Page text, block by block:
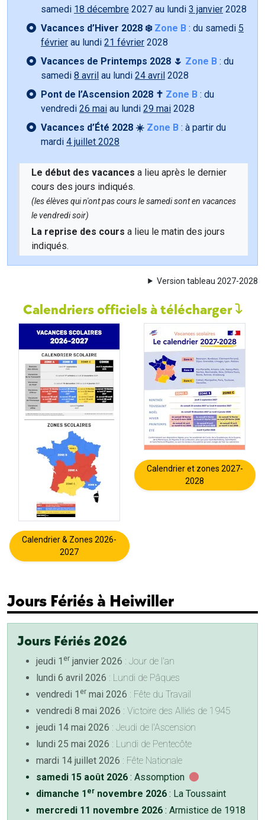
samedi 18 décembre 2027 au lundi 3 janvier 2028
Vacances d’Hiver 2028 ❄️ Zone B : du samedi 5
février au lundi 21 février 2028
Vacances de Printemps 2028 🌷 Zone B : du
samedi 8 avril au lundi 24 avril 2028
Pont de l’Ascension 2028 ✝️ Zone B : du
vendredi 26 mai au lundi 29 mai 2028
Vacances d’Été 2028 ☀️ Zone B : à partir du
mardi 4 juillet 2028
Le début des vacances a lieu après le dernier
cours des jours indiqués.
(les élèves qui n'ont pas cours le samedi sont en vacances
le vendredi soir)
La reprise des cours a lieu le matin des jours
indiqués.
Version tableau 2027-2028
Calendriers officiels à télécharger
Calendrier & Zones 2026-
2027
Calendrier et zones 2027-
2028
Jours Fériés à Heiwiller
Jours Fériés 2026
jeudi 1 er janvier 2026 : Jour de l'an
lundi 6 avril 2026 : Lundi de Pâques
vendredi 1 er mai 2026 : Fête du Travail
vendredi 8 mai 2026 : Victoire des Alliés de 1945
jeudi 14 mai 2026 : Jeudi de l'Ascension
lundi 25 mai 2026 : Lundi de Pentecôte
mardi 14 juillet 2026 : Fête Nationale
samedi 15 août 2026 : Assomption
dimanche 1 er novembre 2026 : La Toussaint
mercredi 11 novembre 2026 : Armistice de 1918